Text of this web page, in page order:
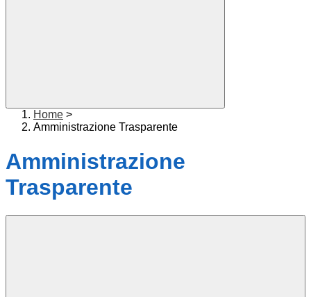
Home >
Amministrazione Trasparente
Amministrazione
Trasparente